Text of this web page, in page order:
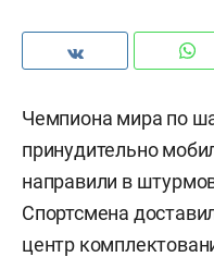
Чемпиона мира по
принудительно
направили в
Спортсмена
центр